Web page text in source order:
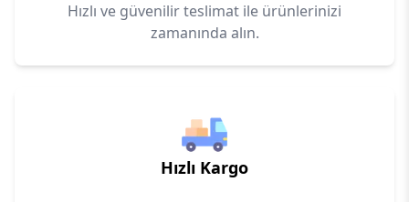
Hızlı ve güvenilir teslimat ile ürünlerinizi
zamanında alın.
Hızlı Kargo